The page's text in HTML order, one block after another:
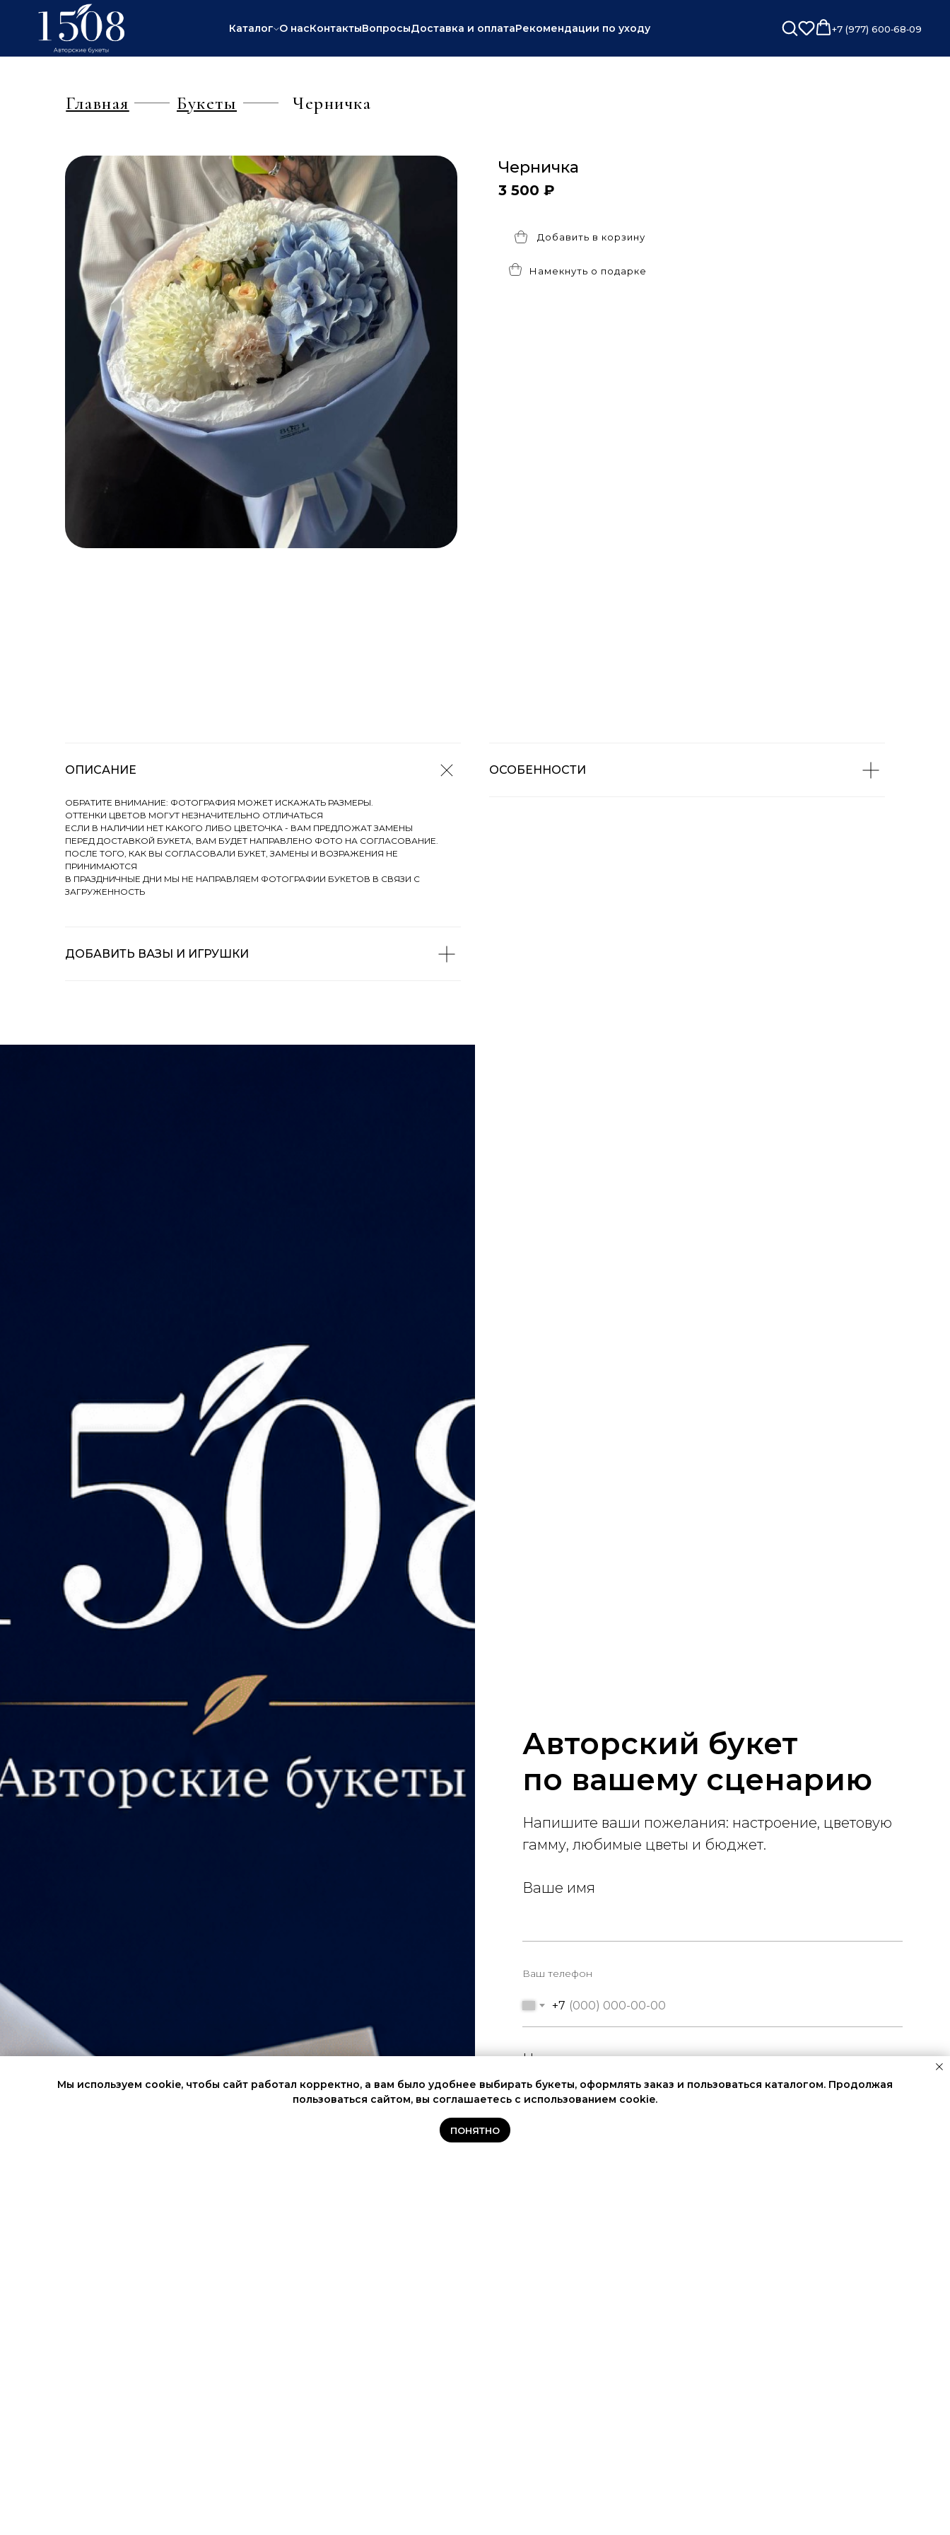
Каталог О насКонтактыВопросыДоставка и оплатаРекомендации по уходу +7 (977) 600‑68‑09
Главная Букеты Черничка
3 500 ₽
Черничка
Намекнуть о подарке
Добавить в корзину
ОПИСАНИЕ
ОБРАТИТЕ ВНИМАНИЕ: ФОТОГРАФИЯ МОЖЕТ ИСКАЖАТЬ РАЗМЕРЫ.
ОТТЕНКИ ЦВЕТОВ МОГУТ НЕЗНАЧИТЕЛЬНО ОТЛИЧАТЬСЯ
ЕСЛИ В НАЛИЧИИ НЕТ КАКОГО ЛИБО ЦВЕТОЧКА - ВАМ ПРЕДЛОЖАТ ЗАМЕНЫ
ПЕРЕД ДОСТАВКОЙ БУКЕТА, ВАМ БУДЕТ НАПРАВЛЕНО ФОТО НА СОГЛАСОВАНИЕ.
ПОСЛЕ ТОГО, КАК ВЫ СОГЛАСОВАЛИ БУКЕТ, ЗАМЕНЫ И ВОЗРАЖЕНИЯ НЕ
ПРИНИМАЮТСЯ
В ПРАЗДНИЧНЫЕ ДНИ МЫ НЕ НАПРАВЛЯЕМ ФОТОГРАФИИ БУКЕТОВ В СВЯЗИ С
ЗАГРУЖЕННОСТЬ
ОСОБЕННОСТИ
ДОБАВИТЬ ВАЗЫ И ИГРУШКИ
Мы используем cookie, чтобы сайт работал корректно, а вам было удобнее выбирать букеты, оформлять заказ и пользоваться каталогом. Продолжая
пользоваться сайтом, вы соглашаетесь с использованием cookie.
ПОНЯТНО
Авторский букет
по вашему сценарию
Напишите ваши пожелания: настроение, цветовую
гамму, любимые цветы и бюджет.
Ваше имя
Ваш телефон
+7
Цветовая гамма